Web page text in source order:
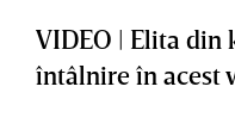
VIDEO | Elita din
întâlnire în acest